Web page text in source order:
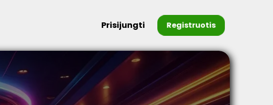
Prisijungti Registruotis